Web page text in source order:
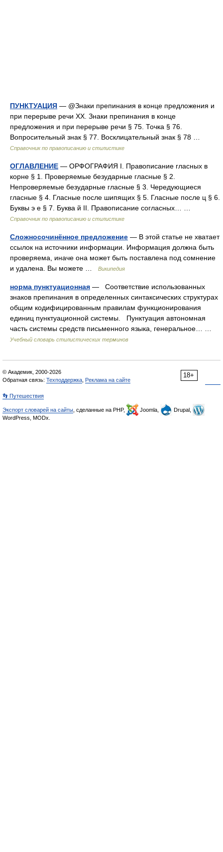
ПУНКТУАЦИЯ — @Знаки препинания в конце предложения и
при перерыве речи XX. Знаки препинания в конце
предложения и при перерыве речи § 75. Точка § 76.
Вопросительный знак § 77. Восклицательный знак § 78 …
Справочник по правописанию и стилистике
ОГЛАВЛЕНИЕ — ОРФОГРАФИЯ I. Правописание гласных в
корне § 1. Проверяемые безударные гласные § 2.
Непроверяемые безударные гласные § 3. Чередующиеся
гласные § 4. Гласные после шипящих § 5. Гласные после ц § 6.
Буквы э е § 7. Буква й II. Правописание согласных… …
Справочник по правописанию и стилистике
Сложносочинённое предложение — В этой статье не хватает
ссылок на источники информации. Информация должна быть
проверяема, иначе она может быть поставлена под сомнение
и удалена. Вы можете …
Википедия
норма пунктуационная — Соответствие использованных
знаков препинания в определенных синтаксических структурах
общим кодифицированным правилам функционирования
единиц пунктуационной системы. Пунктуация автономная
часть системы средств письменного языка, генеральное… …
Учебный словарь стилистических терминов
18+
© Академик, 2000-2026
Обратная связь: Техподдержка Реклама на сайте
👣 Путешествия
Экспорт словарей на сайты , сделанные на PHP, Joomla,
Drupal,
WordPress, MODx.